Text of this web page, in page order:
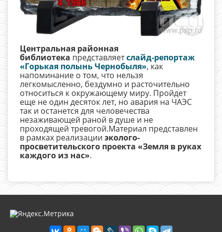
Центральная районная
библиотека представляетслайд-репортаж
«Горькая полынь Чернобыля», как
напоминание о том, что нельзя
легкомысленно, бездумно и расточительно
относиться к окружающему миру. Пройдет
еще не один десяток лет, но авария на ЧАЭС
так и останется для человечества
незаживающей раной в душе и не
проходящей тревогой.Материал представлен
в рамках реализации эколого-
просветительского проекта «Земля в руках
каждого из нас».